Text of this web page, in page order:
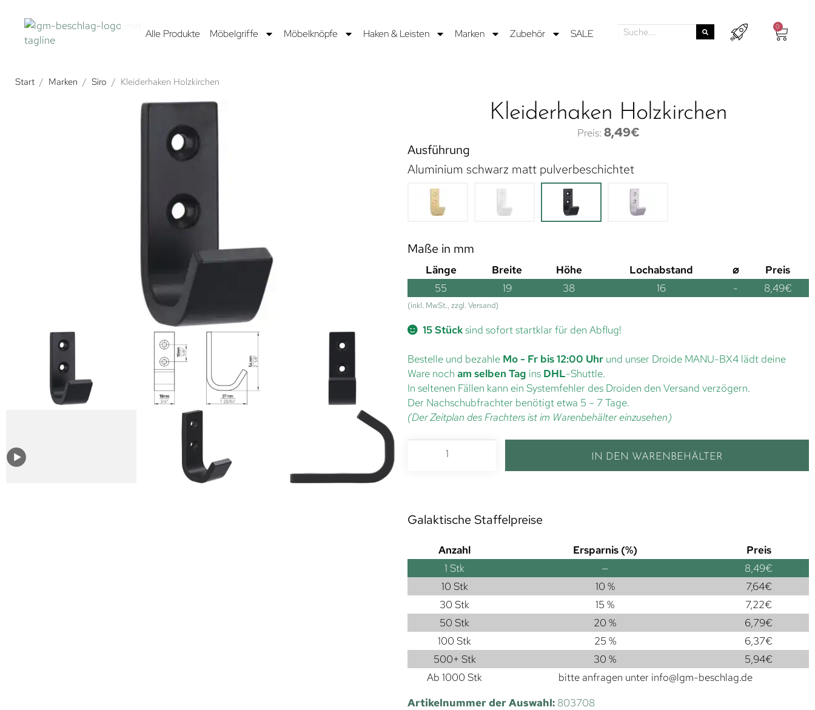
Alle Produkte Möbelgriffe Möbelknöpfe Haken & Leisten Marken Zubehör SALE
0
Start / Marken / Siro / Kleiderhaken Holzkirchen
Kleiderhaken Holzkirchen
8,49€
Ausführung
Aluminium schwarz matt pulverbeschichtet
Maße in mm
Länge Breite Höhe Lochabstand ⌀
Preis
55
19 38 16 - 8,49€
(inkl. MwSt., zzgl. Versand)
15 Stücksind sofort startklar für den Abflug!
Bestelle und bezahle Mo - Fr bis 12:00 Uhr und unser Droide MANU-BX4 lädt deine
Ware noch am selben Tag ins DHL-Shuttle.
In seltenen Fällen kann ein Systemfehler des Droiden den Versand verzögern.
Der Nachschubfrachter benötigt etwa 5 – 7 Tage.
(Der Zeitplan des Frachters ist im Warenbehälter einzusehen)
IN DEN WARENBEHÄLTER
Galaktische Staffelpreise
Anzahl Ersparnis (%)
Preis
1 Stk — 8,49€
10 Stk
10 % 7,64€
30 Stk
15 % 7,22€
50 Stk
20 % 6,79€
100 Stk
25 % 6,37€
500+ Stk
30 % 5,94€
Ab 1000 Stk
bitte anfragen unter info@lgm-beschlag.de
Artikelnummer der Auswahl: 803708